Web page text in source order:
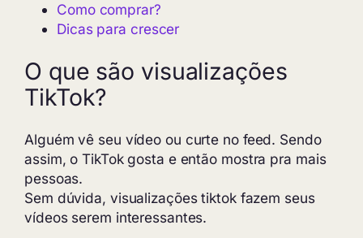
Como comprar?
Dicas para crescer
O que são visualizações
TikTok?
Alguém vê seu vídeo ou curte no feed. Sendo
assim, o TikTok gosta e então mostra pra mais
pessoas.
Sem dúvida, visualizações tiktok fazem seus
vídeos serem interessantes.